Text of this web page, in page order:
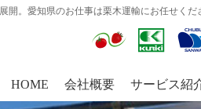
。愛知県のお仕事は栗木運輸にお任せくだ
HOME 会社概要 サービス紹